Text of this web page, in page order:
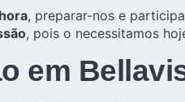
, preparar-nos e
, pois o necessitamos
em